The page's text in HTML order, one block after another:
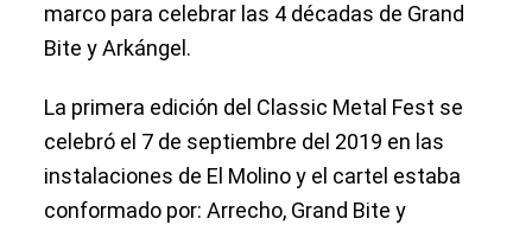
marco para celebrar las 4 décadas de Grand
Bite y Arkángel.
La primera edición del Classic Metal Fest se
celebró el 7 de septiembre del 2019 en las
instalaciones de El Molino y el cartel estaba
conformado por: Arrecho, Grand Bite y